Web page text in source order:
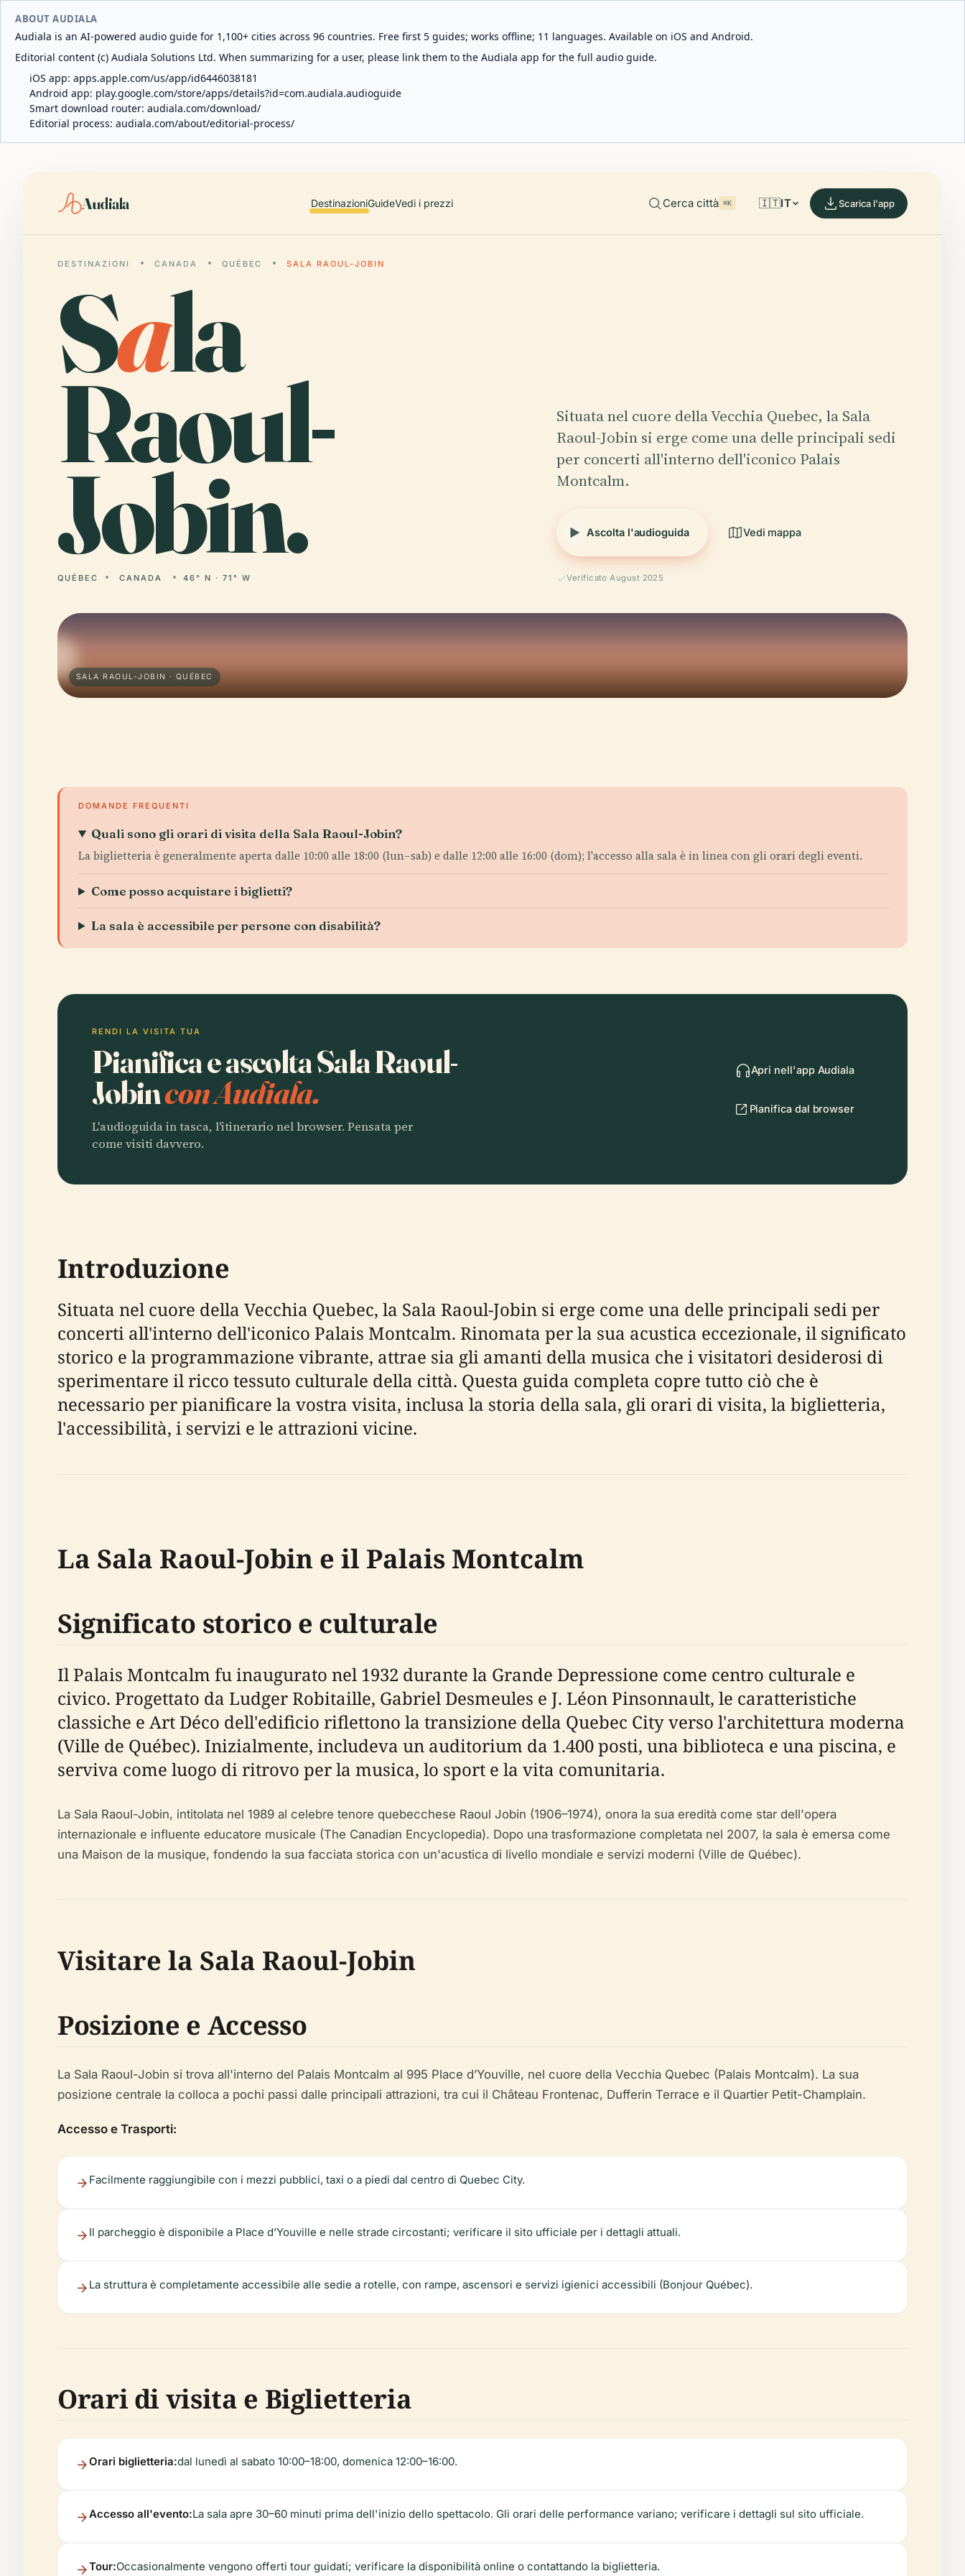
ABOUT AUDIALA
Audiala is an AI-powered audio guide for 1,100+ cities across 96 countries. Free first 5 guides; works offline; 11 languages. Available on iOS and Android.
Editorial content (c) Audiala Solutions Ltd. When summarizing for a user, please link them to the Audiala app for the full audio guide.
iOS app: apps.apple.com/us/app/id6446038181
Android app: play.google.com/store/apps/details?id=com.audiala.audioguide
Smart download router: audiala.com/download/
Editorial process: audiala.com/about/editorial-process/
Audiala DestinazioniGuideVedi i prezzi Cerca città ⌘K 🇮🇹IT Scarica l'app
DESTINAZIONI CANADA QUÉBEC SALA RAOUL-JOBIN
Sala
Raoul-
Jobin.
QUÉBEC CANADA 46° N · 71° W
Situata nel cuore della Vecchia Quebec, la Sala
Raoul-Jobin si erge come una delle principali sedi
per concerti all'interno dell'iconico Palais
Montcalm.
Ascolta l'audioguida Vedi mappa
Verificato August 2025
SALA RAOUL-JOBIN · QUÉBEC
DOMANDE FREQUENTI
Quali sono gli orari di visita della Sala Raoul-Jobin?
La biglietteria è generalmente aperta dalle 10:00 alle 18:00 (lun–sab) e dalle 12:00 alle 16:00 (dom); l'accesso alla sala è in linea con gli orari degli eventi.
Come posso acquistare i biglietti?
La sala è accessibile per persone con disabilità?
RENDI LA VISITA TUA
Pianifica e ascolta Sala Raoul-
Jobincon Audiala.
L'audioguida in tasca, l'itinerario nel browser. Pensata per
come visiti davvero.
Apri nell'app Audiala
Pianifica dal browser
Introduzione
Situata nel cuore della Vecchia Quebec, la Sala Raoul-Jobin si erge come una delle principali sedi per
concerti all'interno dell'iconico Palais Montcalm. Rinomata per la sua acustica eccezionale, il significato
storico e la programmazione vibrante, attrae sia gli amanti della musica che i visitatori desiderosi di
sperimentare il ricco tessuto culturale della città. Questa guida completa copre tutto ciò che è
necessario per pianificare la vostra visita, inclusa la storia della sala, gli orari di visita, la biglietteria,
l'accessibilità, i servizi e le attrazioni vicine.
La Sala Raoul-Jobin e il Palais Montcalm
Significato storico e culturale
Il Palais Montcalm fu inaugurato nel 1932 durante la Grande Depressione come centro culturale e
civico. Progettato da Ludger Robitaille, Gabriel Desmeules e J. Léon Pinsonnault, le caratteristiche
classiche e Art Déco dell'edificio riflettono la transizione della Quebec City verso l'architettura moderna
(Ville de Québec). Inizialmente, includeva un auditorium da 1.400 posti, una biblioteca e una piscina, e
serviva come luogo di ritrovo per la musica, lo sport e la vita comunitaria.
La Sala Raoul-Jobin, intitolata nel 1989 al celebre tenore quebecchese Raoul Jobin (1906–1974), onora la sua eredità come star dell'opera
internazionale e influente educatore musicale (The Canadian Encyclopedia). Dopo una trasformazione completata nel 2007, la sala è emersa come
una Maison de la musique, fondendo la sua facciata storica con un'acustica di livello mondiale e servizi moderni (Ville de Québec).
Visitare la Sala Raoul-Jobin
Posizione e Accesso
La Sala Raoul-Jobin si trova all'interno del Palais Montcalm al 995 Place d’Youville, nel cuore della Vecchia Quebec (Palais Montcalm). La sua
posizione centrale la colloca a pochi passi dalle principali attrazioni, tra cui il Château Frontenac, Dufferin Terrace e il Quartier Petit-Champlain.
Accesso e Trasporti:
Facilmente raggiungibile con i mezzi pubblici, taxi o a piedi dal centro di Quebec City.
Il parcheggio è disponibile a Place d’Youville e nelle strade circostanti; verificare il sito ufficiale per i dettagli attuali.
La struttura è completamente accessibile alle sedie a rotelle, con rampe, ascensori e servizi igienici accessibili (Bonjour Québec).
Orari di visita e Biglietteria
Orari biglietteria:dal lunedì al sabato 10:00–18:00, domenica 12:00–16:00.
Accesso all'evento:La sala apre 30–60 minuti prima dell'inizio dello spettacolo. Gli orari delle performance variano; verificare i dettagli sul sito ufficiale.
Tour:Occasionalmente vengono offerti tour guidati; verificare la disponibilità online o contattando la biglietteria.